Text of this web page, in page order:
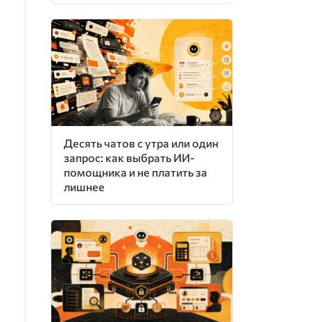
Десять чатов с утра или один
запрос: как выбрать ИИ-
помощника и не платить за
лишнее